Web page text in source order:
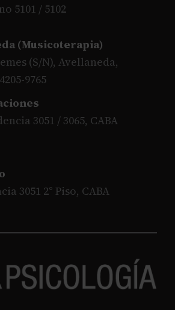
5101 / 5102
(Musicoterapia)
(S/N), Avellaneda,
9765
3051 / 3065, CABA
3051 2° Piso, CABA